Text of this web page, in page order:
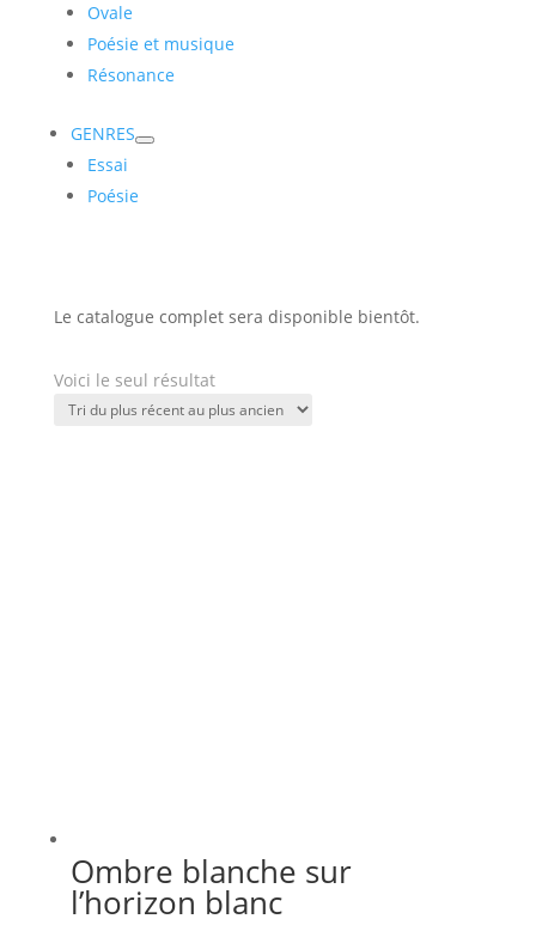
Ovale
Poésie et musique
Résonance
GENRES
Essai
Poésie
Le catalogue complet sera disponible bientôt.
Voici le seul résultat
Ombre blanche sur
l’horizon blanc